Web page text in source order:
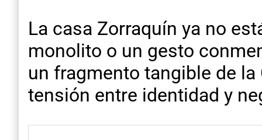
La casa Zorraquín ya no
monolito o un gesto
un fragmento tangible de
tensión entre identidad y